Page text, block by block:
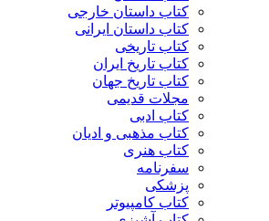
کتاب داستان خارجی
کتاب داستان ایرانی
کتاب تاریخی
کتاب تاریخ ایران
کتاب تاریخ جهان
مجلات قدیمی
کتاب ادبی
کتاب مذهبی و ادیان
کتاب هنری
سفرنامه
پزشکی
کتاب کامپیوتر